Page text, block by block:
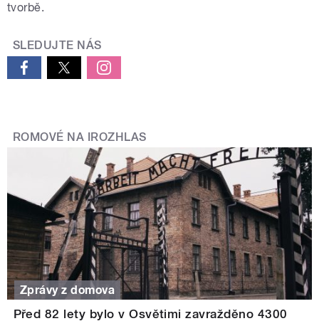
tvorbě.
SLEDUJTE NÁS
ROMOVÉ NA IROZHLAS
Zprávy z domova
Před 82 lety bylo v Osvětimi zavražděno 4300